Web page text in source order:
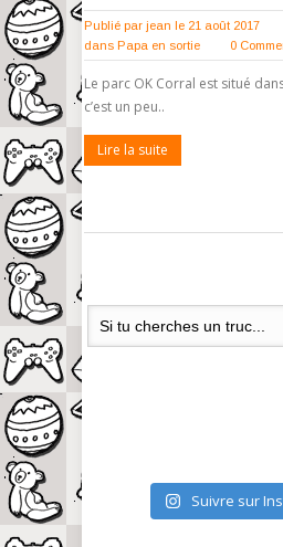
Publié par jean le 21 août 2017
dans Papa en sortie 0
Le parc OK Corral est situé
c’est un peu..
Lire la suite
Suivre sur